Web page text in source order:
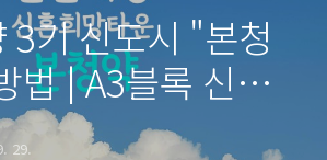
3기 신도시 "본청
법 | A3블록 신혼
(분양가 3억 후반)
29.